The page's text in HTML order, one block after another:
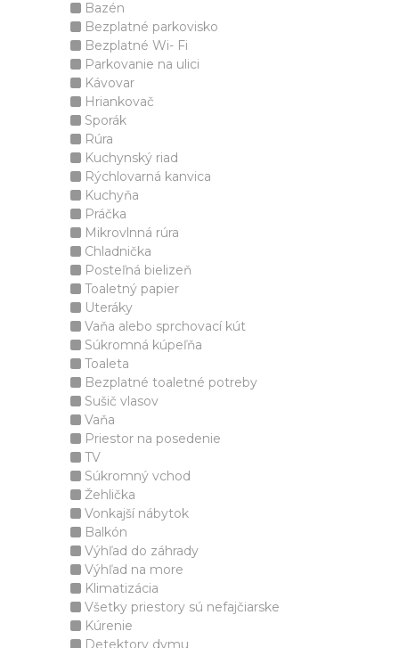
Bazén
Bezplatné parkovisko
Bezplatné Wi- Fi
Parkovanie na ulici
Kávovar
Hriankovač
Sporák
Rúra
Kuchynský riad
Rýchlovarná kanvica
Kuchyňa
Práčka
Mikrovlnná rúra
Chladnička
Posteľná bielizeň
Toaletný papier
Uteráky
Vaňa alebo sprchovací kút
Súkromná kúpeľňa
Toaleta
Bezplatné toaletné potreby
Sušič vlasov
Vaňa
Priestor na posedenie
TV
Súkromný vchod
Žehlička
Vonkajší nábytok
Balkón
Výhľad do záhrady
Výhľad na more
Klimatizácia
Všetky priestory sú nefajčiarske
Kúrenie
Detektory dymu